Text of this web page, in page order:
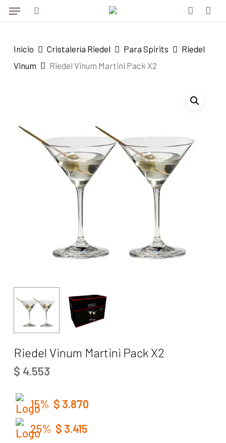
Skip
content
Menu
Inicio Cristalería Riedel Para Spirits
Riedel
Vinum
Riedel Vinum Martini Pack X2
Riedel Vinum Martini Pack X2
$ 4.553
15% $ 3.870
25% $ 3.415
Menu